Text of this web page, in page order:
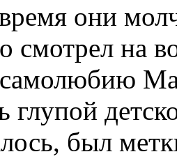
они
смотрел на
глупой
был